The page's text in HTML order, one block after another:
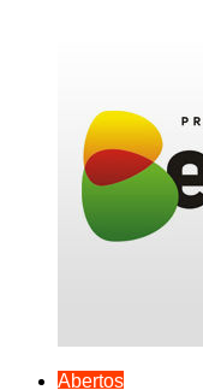
Abertos